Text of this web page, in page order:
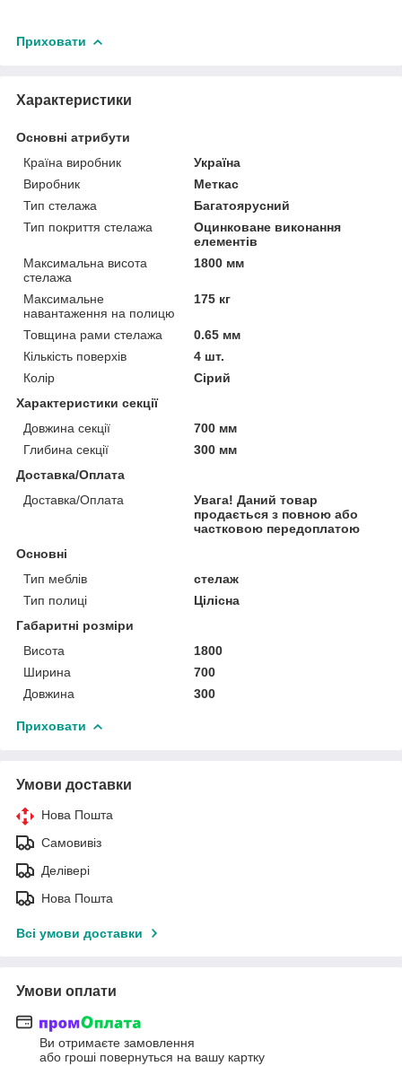
Приховати
Характеристики
Основні атрибути
Країна виробник
Україна
Виробник
Меткас
Тип стелажа
Багатоярусний
Тип покриття стелажа
Оцинковане виконання
елементів
Максимальна висота
стелажа
1800 мм
Максимальне
навантаження на полицю
175 кг
Товщина рами стелажа
0.65 мм
Кількість поверхів
4 шт.
Колір
Сірий
Характеристики секції
Довжина секції
700 мм
Глибина секції
300 мм
Доставка/Оплата
Доставка/Оплата
Увага! Даний товар
продається з повною або
частковою передоплатою
Основні
Тип меблів
стелаж
Тип полиці
Цілісна
Габаритні розміри
Висота
1800
Ширина
700
Довжина
300
Приховати
Умови доставки
Нова Пошта
Самовивіз
Делівері
Нова Пошта
Всі умови доставки
Умови оплати
Ви отримаєте замовлення
або гроші повернуться на вашу картку